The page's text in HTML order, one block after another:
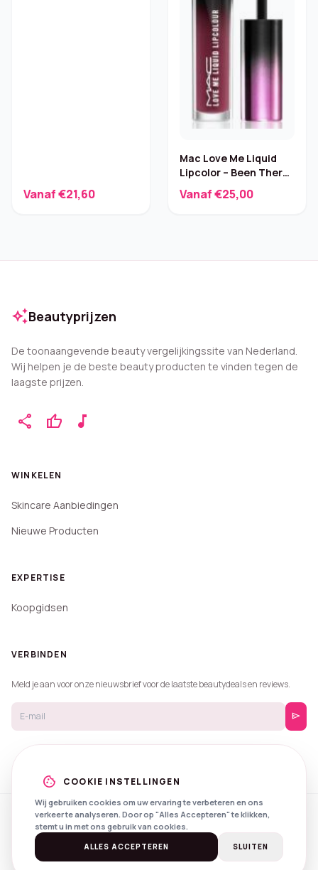
Vanaf €21,60
Mac Love Me Liquid
Lipcolor – Been There
Plum That – 3,1 ml
Vanaf €25,00
auto_awesomeBeautyprijzen
De toonaangevende beauty vergelijkingssite van Nederland.
Wij helpen je de beste beauty producten te vinden tegen de
laagste prijzen.
share thumb_up music_note
WINKELEN
Skincare Aanbiedingen
Nieuwe Producten
EXPERTISE
Koopgidsen
VERBINDEN
Meld je aan voor onze nieuwsbrief voor de laatste beautydeals en reviews.
send
© 2026 Beautyprijzen.
Created with
byNXS Digital
SpotlightsPrivacyVoorwaarden
cookie COOKIE INSTELLINGEN
Wij gebruiken cookies om uw ervaring te verbeteren en ons
verkeer te analyseren. Door op "Alles Accepteren" te klikken,
stemt u in met ons gebruik van cookies.
ALLES ACCEPTEREN SLUITEN